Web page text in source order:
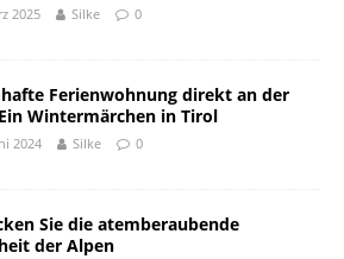
2025 Silke 0
Ferienwohnung direkt an der
Wintermärchen in Tirol
2024 Silke 0
Sie die atemberaubende
der Alpen